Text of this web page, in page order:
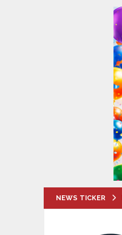
NEWS TICKER